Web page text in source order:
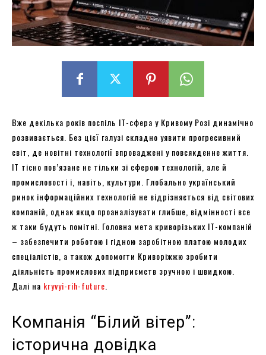
Вже декілька років поспіль IT-сфера у Кривому Розі динамічно
розвивається. Без цієї галузі складно уявити прогресивний
світ, де новітні технології впроваджені у повсякденне життя.
IT тісно пов’язане не тільки зі сферою технологій, але й
промисловості і, навіть, культури. Глобально український
ринок інформаційних технологій не відрізняється від світових
компаній, однак якщо проаналізувати глибше, відмінності все
ж таки будуть помітні. Головна мета криворізьких IT-компаній
– забезпечити роботою і гідною заробітною платою молодих
спеціалістів, а також допомогти Криворіжжю зробити
діяльність промислових підприємств зручною і швидкою.
Далі на kryvyi-rih-future
Компанія “Білий вітер”:
історична довідка